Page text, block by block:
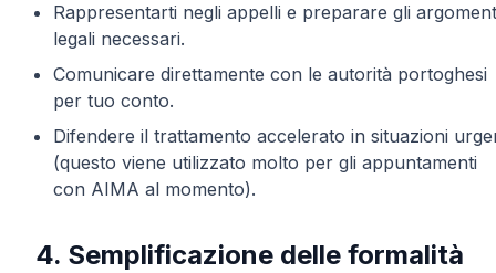
Rappresentarti negli appelli e preparare gli
legali necessari.
Comunicare direttamente con le autorità portoghesi
per tuo conto.
Difendere il trattamento accelerato in situazioni
(questo viene utilizzato molto per gli appuntamenti
con AIMA al momento).
4. Semplificazione delle formalità